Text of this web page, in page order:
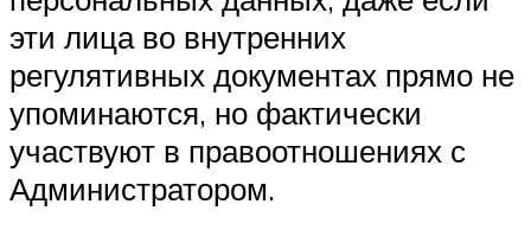
эти лица во внутренних
регулятивных документах прямо не
упоминаются, но фактически
участвуют в правоотношениях с
Администратором.